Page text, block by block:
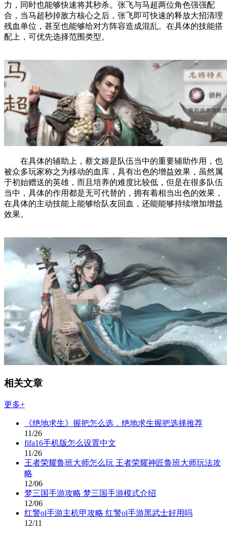
力，同时也能够快速将其秒杀。张飞与马超两位角色强强配
合，当马超秒掉敌方核心之后，张飞即可快速的释放大招清理
残血单位，甚至也能够给对方阵容造成混乱。在具体的技能搭
配上，可优先选择范围类型。
在具体的辅助上，蔡文姬是队伍当中的重要辅助作用，也
被众多玩家称之为移动的血库，具有出色的增益效果，虽然属
于初始赠送的英雄，而且培养的难度比较低，但是在很多队伍
当中，具体的作用都是无可代替的，拥有着相当出色的效果，
在具体的主动技能上能够给队友回血，还能能够持续增加增益
效果。
相关文章
更多+
《绝地求生》握把怎么选，绝地求生握把选择推荐
11/26
fifa16手机版怎么设置中文
11/26
王者荣耀鲁班大师怎么玩 王者荣耀神匠鲁班大师玩法攻
略
12/06
梦三国手游攻略 梦三国手游模式介绍
12/06
红警ol手游主机甲攻略 红警ol手游黑武士好用吗
12/11